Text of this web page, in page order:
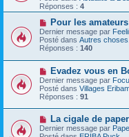
e
s
s
a
g
e
v
e
a
u
m
e
s
s
a
g
e
Réponses : 4
N
o
u
v
e
a
u
m
e
s
s
a
e
Pour les
Dernier message par
Posté dans Autres
Réponses : 140
N
o
u
v
e
a
m
e
Evadez vous en
Dernier message par
Posté dans Villages
Réponses : 91
N
o
u
La cigale de
Dernier message par